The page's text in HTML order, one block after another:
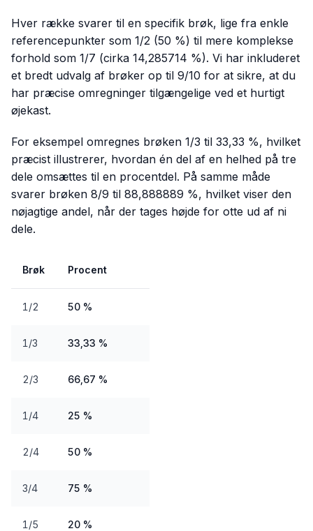
Hver række svarer til en specifik brøk, lige fra enkle
referencepunkter som 1/2 (50 %) til mere komplekse
forhold som 1/7 (cirka 14,285714 %). Vi har inkluderet
et bredt udvalg af brøker op til 9/10 for at sikre, at du
har præcise omregninger tilgængelige ved et hurtigt
øjekast.
For eksempel omregnes brøken 1/3 til 33,33 %, hvilket
præcist illustrerer, hvordan én del af en helhed på tre
dele omsættes til en procentdel. På samme måde
svarer brøken 8/9 til 88,888889 %, hvilket viser den
nøjagtige andel, når der tages højde for otte ud af ni
dele.
Brøk Procent
1/2 50 %
1/3 33,33 %
2/3 66,67 %
1/4 25 %
2/4 50 %
3/4 75 %
1/5 20 %